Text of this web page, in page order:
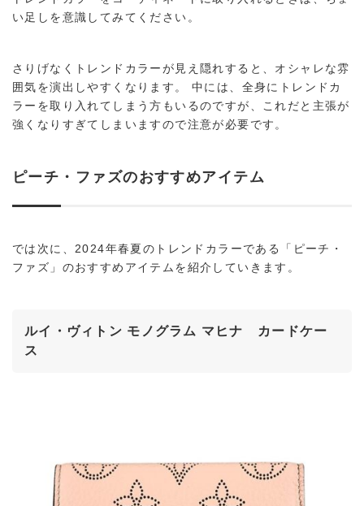
い足しを意識してみてください。
さりげなくトレンドカラーが見え隠れすると、オシャレな雰
囲気を演出しやすくなります。 中には、全身にトレンドカ
ラーを取り入れてしまう方もいるのですが、これだと主張が
強くなりすぎてしまいますので注意が必要です。
ピーチ・ファズのおすすめアイテム
では次に、2024年春夏のトレンドカラーである「ピーチ・
ファズ」のおすすめアイテムを紹介していきます。
ルイ・ヴィトン モノグラム マヒナ カードケー
ス